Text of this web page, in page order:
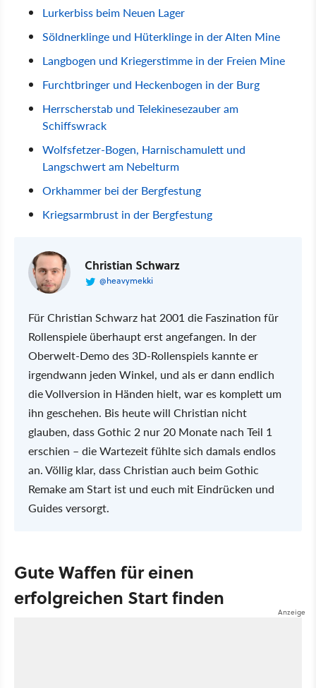
Lurkerbiss beim Neuen Lager
Söldnerklinge und Hüterklinge in der Alten Mine
Langbogen und Kriegerstimme in der Freien Mine
Furchtbringer und Heckenbogen in der Burg
Herrscherstab und Telekinesezauber am
Schiffswrack
Wolfsfetzer-Bogen, Harnischamulett und
Langschwert am Nebelturm
Orkhammer bei der Bergfestung
Kriegsarmbrust in der Bergfestung
Christian Schwarz
@heavymekki
Für Christian Schwarz hat 2001 die Faszination für
Rollenspiele überhaupt erst angefangen. In der
Oberwelt-Demo des 3D-Rollenspiels kannte er
irgendwann jeden Winkel, und als er dann endlich
die Vollversion in Händen hielt, war es komplett um
ihn geschehen. Bis heute will Christian nicht
glauben, dass Gothic 2 nur 20 Monate nach Teil 1
erschien – die Wartezeit fühlte sich damals endlos
an. Völlig klar, dass Christian auch beim Gothic
Remake am Start ist und euch mit Eindrücken und
Guides versorgt.
Gute Waffen für einen
erfolgreichen Start finden